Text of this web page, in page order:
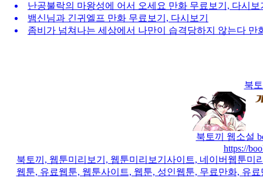
난공불락의 마왕성에 어서 오세요 만화 무료보기, 다시보
뱀신님과 긴귀엘프 만화 무료보기, 다시보기
좀비가 넘쳐나는 세상에서 나만이 습격당하지 않는다 만
북
북토끼 웹소설
https://
북토끼, 웹툰미리보기, 웹툰미리보기사이트, 네이버웹툰미
웹툰, 유료웹툰, 웹툰사이트, 웹툰, 성인웹툰, 무료만화, 유